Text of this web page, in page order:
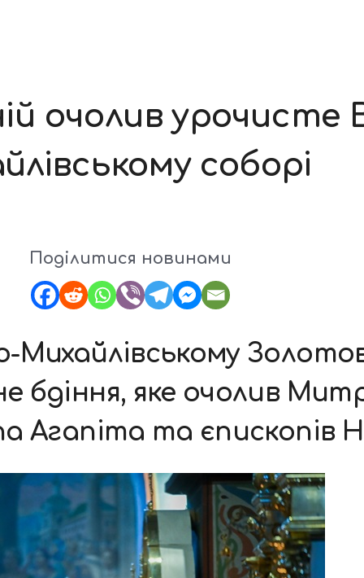
очолив урочисте
соборі
Поділитися новинами
Михайлівському
бдіння, яке очолив
Агапіта та